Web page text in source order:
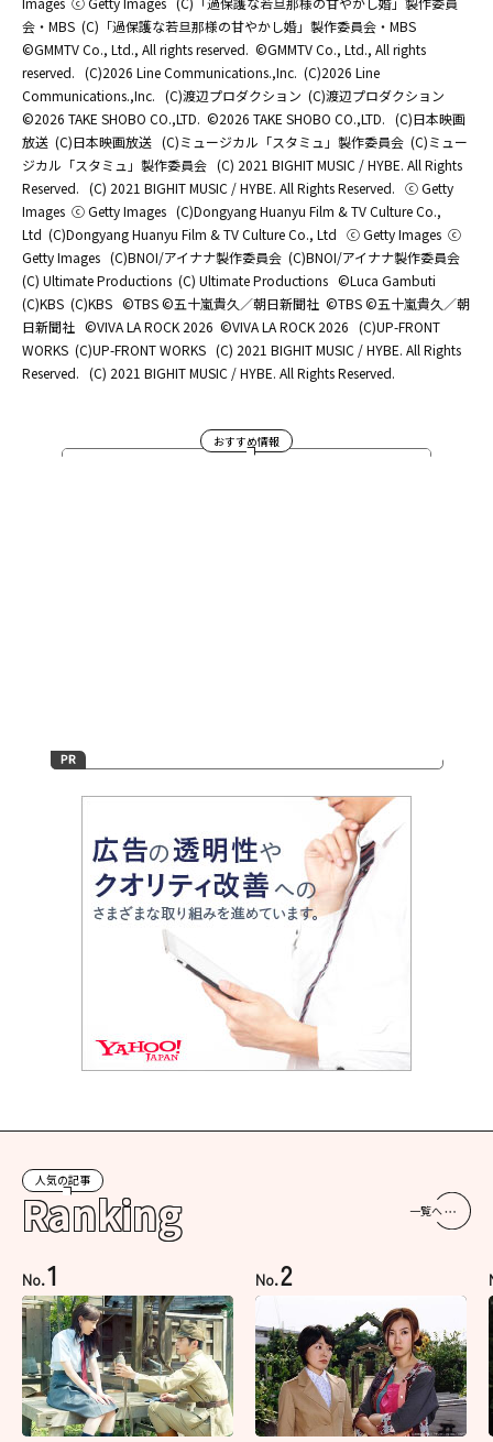
会・MBS (C)「過保護な若旦那様の甘やかし婚」製作委員会・MBS
©GMMTV Co., Ltd., All rights reserved. ©GMMTV Co., Ltd., All rights
reserved. (C)2026 Line Communications.,Inc. (C)2026 Line
Communications.,Inc. (C)渡辺プロダクション (C)渡辺プロダクション
©2026 TAKE SHOBO CO.,LTD. ©2026 TAKE SHOBO CO.,LTD. (C)日本映画
放送 (C)日本映画放送 (C)ミュージカル「スタミュ」製作委員会 (C)ミュー
ジカル「スタミュ」製作委員会 (C) 2021 BIGHIT MUSIC / HYBE. All Rights
Reserved. (C) 2021 BIGHIT MUSIC / HYBE. All Rights Reserved. ⓒ Getty
Images ⓒ Getty Images (C)Dongyang Huanyu Film & TV Culture Co.,
Ltd (C)Dongyang Huanyu Film & TV Culture Co., Ltd ⓒ Getty Images ⓒ
Getty Images (C)BNOI/アイナナ製作委員会 (C)BNOI/アイナナ製作委員会
(C) Ultimate Productions (C) Ultimate Productions ©Luca Gambuti
(C)KBS (C)KBS ©TBS ©五十嵐貴久／朝日新聞社 ©TBS ©五十嵐貴久／朝
日新聞社 ©️VIVA LA ROCK 2026 ©️VIVA LA ROCK 2026 (C)UP-FRONT
WORKS (C)UP-FRONT WORKS (C) 2021 BIGHIT MUSIC / HYBE. All Rights
Reserved. (C) 2021 BIGHIT MUSIC / HYBE. All Rights Reserved.
おすすめ情報
人気の記事
Ranking 一覧へ
No.1 No.2